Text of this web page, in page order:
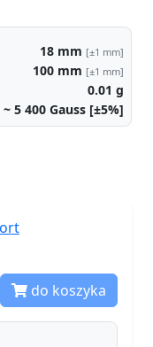
18 mm [±1 mm]
100 mm [±1 mm]
0.01 g
~ 5 400 Gauss [±5%]
do koszyka